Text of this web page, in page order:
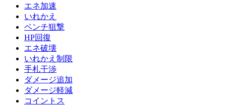
エネ加速
いれかえ
ベンチ狙撃
HP回復
エネ破壊
いれかえ制限
手札干渉
ダメージ追加
ダメージ軽減
コイントス